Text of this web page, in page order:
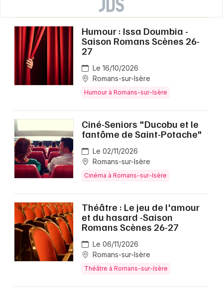
Humour : Issa Doumbia -
Saison Romans Scènes 26-
27
Le 16/10/2026
Romans-sur-Isère
Humour à Romans-sur-Isère
Ciné-Seniors "Ducobu et le
fantôme de Saint-Potache"
Le 02/11/2026
Romans-sur-Isère
Cinéma à Romans-sur-Isère
Théâtre : Le jeu de l'amour
et du hasard -Saison
Romans Scènes 26-27
Le 06/11/2026
Romans-sur-Isère
Théâtre à Romans-sur-Isère